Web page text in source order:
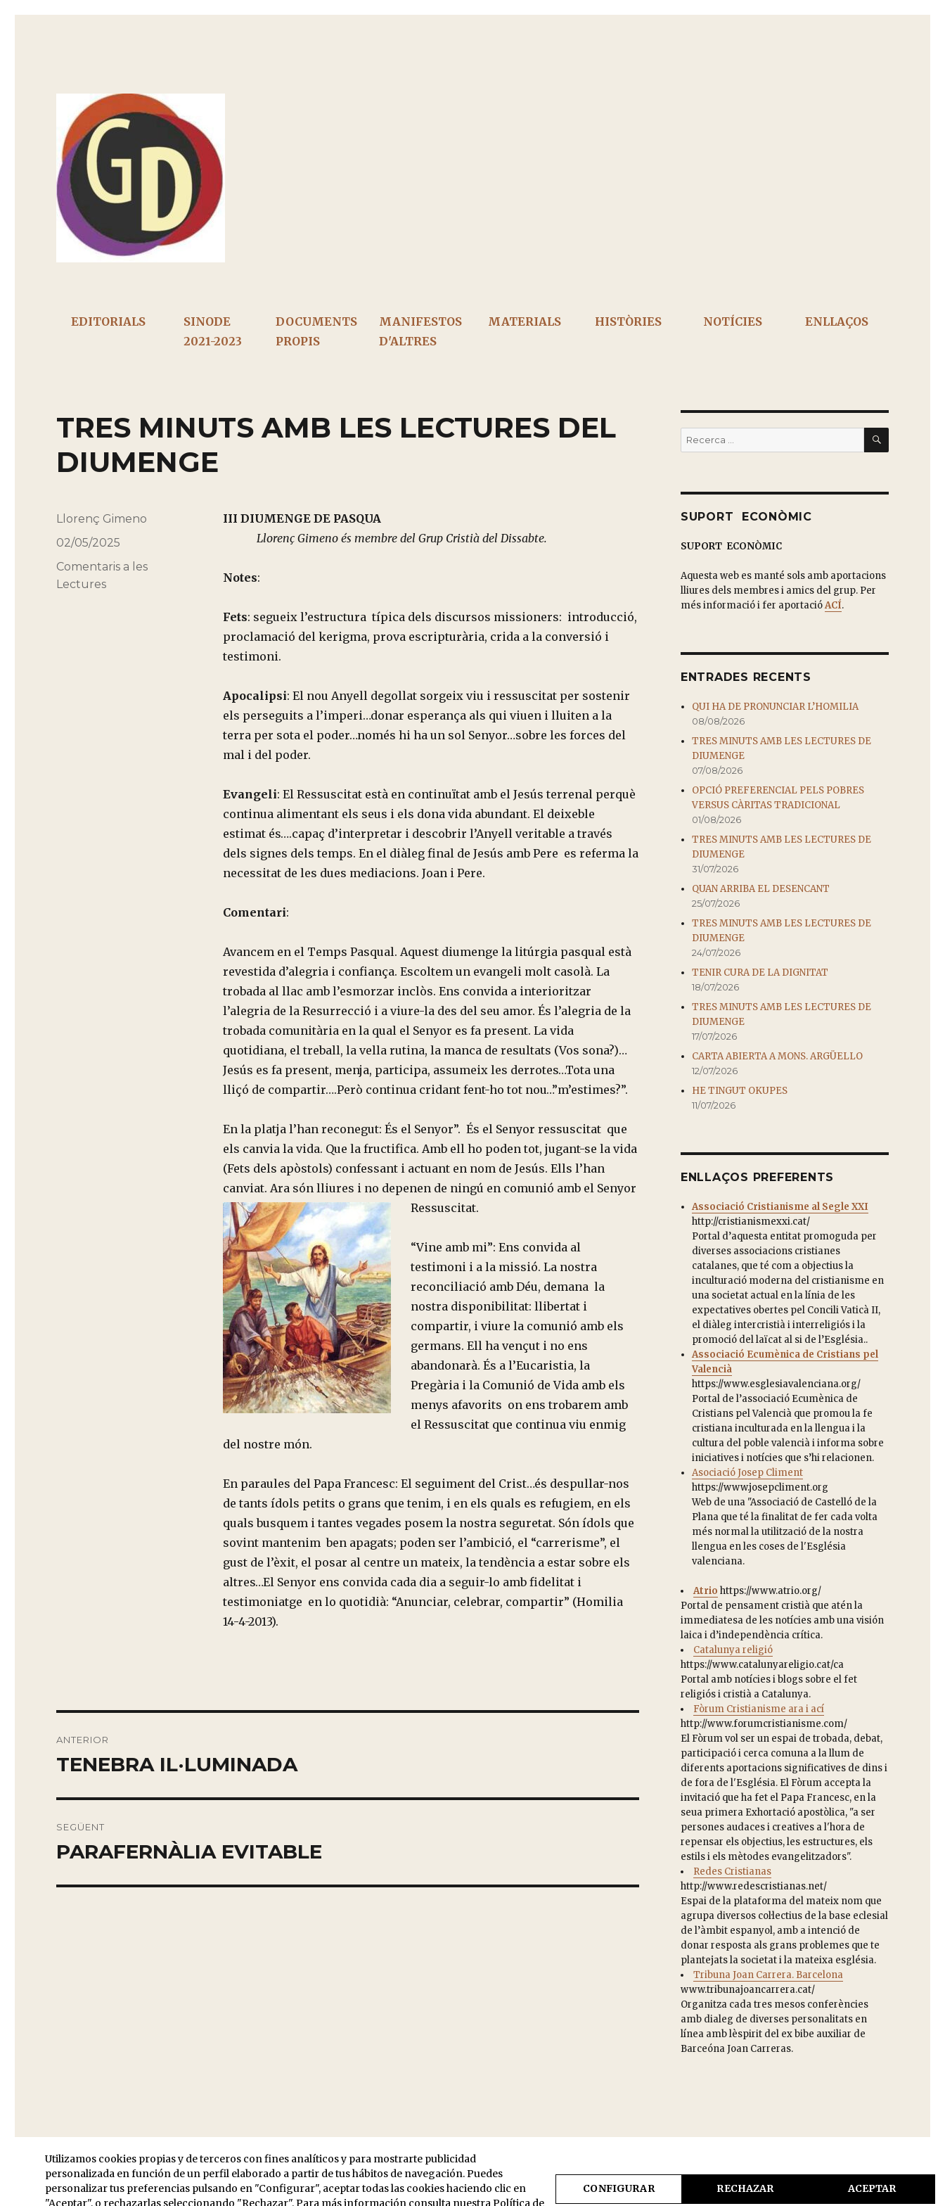
EDITORIALS
SINODE
2021-2023
DOCUMENTS
PROPIS
MANIFESTOS
D'ALTRES
MATERIALS HISTÒRIES NOTÍCIES ENLLAÇOS
TRES MINUTS AMB LES LECTURES DEL
DIUMENGE
III DIUMENGE DE PASQUA
Llorenç Gimeno és membre del Grup Cristià del Dissabte.
Notes:
Fets: segueix l’estructura típica dels discursos missioners: introducció,
proclamació del kerigma, prova escripturària, crida a la conversió i
testimoni.
Apocalipsi: El nou Anyell degollat sorgeix viu i ressuscitat per sostenir
els perseguits a l’imperi…donar esperança als qui viuen i lluiten a la
terra per sota el poder…només hi ha un sol Senyor…sobre les forces del
mal i del poder.
Evangeli: El Ressuscitat està en continuïtat amb el Jesús terrenal perquè
continua alimentant els seus i els dona vida abundant. El deixeble
estimat és….capaç d’interpretar i descobrir l’Anyell veritable a través
dels signes dels temps. En el diàleg final de Jesús amb Pere es referma la
necessitat de les dues mediacions. Joan i Pere.
Comentari:
Avancem en el Temps Pasqual. Aquest diumenge la litúrgia pasqual està
revestida d’alegria i confiança. Escoltem un evangeli molt casolà. La
trobada al llac amb l’esmorzar inclòs. Ens convida a interioritzar
l’alegria de la Resurrecció i a viure-la des del seu amor. És l’alegria de la
trobada comunitària en la qual el Senyor es fa present. La vida
quotidiana, el treball, la vella rutina, la manca de resultats (Vos sona?)…
Jesús es fa present, menja, participa, assumeix les derrotes…Tota una
lliçó de compartir….Però continua cridant fent-ho tot nou…”m’estimes?”.
En la platja l’han reconegut: És el Senyor”. És el Senyor ressuscitat que
els canvia la vida. Que la fructifica. Amb ell ho poden tot, jugant-se la vida
(Fets dels apòstols) confessant i actuant en nom de Jesús. Ells l’han
canviat. Ara són lliures i no depenen de ningú en comunió amb el Senyor
Ressuscitat.
“Vine amb mi”: Ens convida al
testimoni i a la missió. La nostra
reconciliació amb Déu, demana la
nostra disponibilitat: llibertat i
compartir, i viure la comunió amb els
germans. Ell ha vençut i no ens
abandonarà. És a l’Eucaristia, la
Pregària i la Comunió de Vida amb els
menys afavorits on ens trobarem amb
el Ressuscitat que continua viu enmig
del nostre món.
En paraules del Papa Francesc: El seguiment del Crist…és despullar-nos
de tants ídols petits o grans que tenim, i en els quals es refugiem, en els
quals busquem i tantes vegades posem la nostra seguretat. Són ídols que
sovint mantenim ben apagats; poden ser l’ambició, el “carrerisme”, el
gust de l’èxit, el posar al centre un mateix, la tendència a estar sobre els
altres…El Senyor ens convida cada dia a seguir-lo amb fidelitat i
testimoniatge en lo quotidià: “Anunciar, celebrar, compartir” (Homilia
14-4-2013).
Autor
Llorenç Gimeno
Publicado
el
02/05/2025
Categorías
Comentaris a les
Lectures
de
ANTERIOR
Entrada
TENEBRA IL·LUMINADA
SEGÜENT
Entrada
PARAFERNÀLIA EVITABLE
Buscar
por:
BUSCAR
SUPORT ECONÒMIC
SUPORT ECONÒMIC
Aquesta web es manté sols amb aportacions
lliures dels membres i amics del grup. Per
més informació i fer aportacióACÍ.
ENTRADES RECENTS
QUI HA DE PRONUNCIAR L’HOMILIA
08/08/2026
TRES MINUTS AMB LES LECTURES DE
DIUMENGE
07/08/2026
OPCIÓ PREFERENCIAL PELS POBRES
VERSUS CÀRITAS TRADICIONAL
01/08/2026
TRES MINUTS AMB LES LECTURES DE
DIUMENGE
31/07/2026
QUAN ARRIBA EL DESENCANT
25/07/2026
TRES MINUTS AMB LES LECTURES DE
DIUMENGE
24/07/2026
TENIR CURA DE LA DIGNITAT
18/07/2026
TRES MINUTS AMB LES LECTURES DE
DIUMENGE
17/07/2026
CARTA ABIERTA A MONS. ARGÜELLO
12/07/2026
HE TINGUT OKUPES
11/07/2026
ENLLAÇOS PREFERENTS
Associació Cristianisme al Segle XXI
http://cristianismexxi.cat/
Portal d’aquesta entitat promoguda per
diverses associacions cristianes
catalanes, que té com a objectius la
inculturació moderna del cristianisme en
una societat actual en la línia de les
expectatives obertes pel Concili Vaticà II,
el diàleg intercristià i interreligiós i la
promoció del laïcat al si de l’Església..
Associació Ecumènica de Cristians pel
Valencià
https://www.esglesiavalenciana.org/
Portal de l’associació Ecumènica de
Cristians pel Valencià que promou la fe
cristiana inculturada en la llengua i la
cultura del poble valencià i informa sobre
iniciatives i notícies que s’hi relacionen.
Asociació Josep Climent
https://www.josepcliment.org
Web de una "Associació de Castelló de la
Plana que té la finalitat de fer cada volta
més normal la utilització de la nostra
llengua en les coses de l'Església
valenciana.
Atrio https://www.atrio.org/
Portal de pensament cristià que atén la
immediatesa de les notícies amb una visión
laica i d’independència crítica.
Catalunya religió
https://www.catalunyareligio.cat/ca
Portal amb notícies i blogs sobre el fet
religiós i cristià a Catalunya.
Fòrum Cristianisme ara i ací
http://www.forumcristianisme.com/
El Fòrum vol ser un espai de trobada, debat,
participació i cerca comuna a la llum de
diferents aportacions significatives de dins i
de fora de l'Església. El Fòrum accepta la
invitació que ha fet el Papa Francesc, en la
seua primera Exhortació apostòlica, "a ser
persones audaces i creatives a l'hora de
repensar els objectius, les estructures, els
estils i els mètodes evangelitzadors".
Redes Cristianas
http://www.redescristianas.net/
Espai de la plataforma del mateix nom que
agrupa diversos col·lectius de la base eclesial
de l’àmbit espanyol, amb a intenció de
donar resposta als grans problemes que te
plantejats la societat i la mateixa església.
Tribuna Joan Carrera. Barcelona
www.tribunajoancarrera.cat/
Organitza cada tres mesos conferències
amb dialeg de diverses personalitats en
línea amb lèspirit del ex bibe auxiliar de
Barceóna Joan Carreras.
Utilizamos cookies propias y de terceros con fines analíticos y para mostrarte publicidad
personalizada en función de un perfil elaborado a partir de tus hábitos de navegación. Puedes
personalizar tus preferencias pulsando en "Configurar", aceptar todas las cookies haciendo clic en
"Aceptar", o rechazarlas seleccionando "Rechazar". Para más información consulta nuestra Política de
CONFIGURAR RECHAZAR ACEPTAR